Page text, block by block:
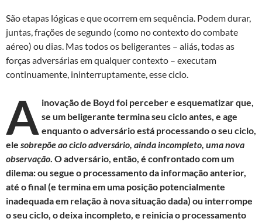
São etapas lógicas e que ocorrem em sequência. Podem durar,
juntas, frações de segundo (como no contexto do combate
aéreo) ou dias. Mas todos os beligerantes – aliás, todas as
forças adversárias em qualquer contexto – executam
continuamente, ininterruptamente, esse ciclo.
A inovação de Boyd foi perceber e esquematizar que,
se um beligerante termina seu ciclo antes, e age
enquanto o adversário está processando o seu ciclo,
ele sobrepõe ao ciclo adversário, ainda incompleto, uma nova
observação. O adversário, então, é confrontado com um
dilema: ou segue o processamento da informação anterior,
até o final (e termina em uma posição potencialmente
inadequada em relação à nova situação dada) ou interrompe
o seu ciclo, o deixa incompleto, e reinicia o processamento